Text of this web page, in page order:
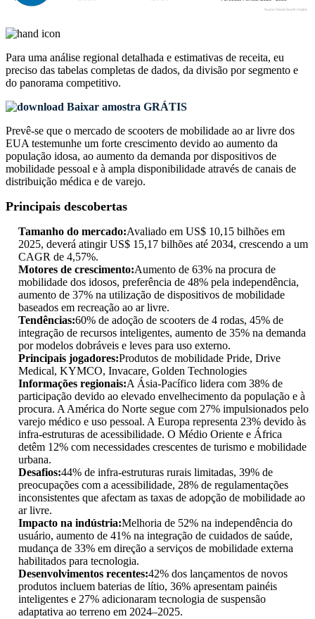
Para uma análise regional detalhada e estimativas de receita, eu
preciso das tabelas completas de dados, da divisão por segmento e
do panorama competitivo.
Baixar amostra GRÁTIS
Prevê-se que o mercado de scooters de mobilidade ao ar livre dos
EUA testemunhe um forte crescimento devido ao aumento da
população idosa, ao aumento da demanda por dispositivos de
mobilidade pessoal e à ampla disponibilidade através de canais de
distribuição médica e de varejo.
Principais descobertas
Tamanho do mercado:Avaliado em US$ 10,15 bilhões em
2025, deverá atingir US$ 15,17 bilhões até 2034, crescendo a um
CAGR de 4,57%.
Motores de crescimento:Aumento de 63% na procura de
mobilidade dos idosos, preferência de 48% pela independência,
aumento de 37% na utilização de dispositivos de mobilidade
baseados em recreação ao ar livre.
Tendências:60% de adoção de scooters de 4 rodas, 45% de
integração de recursos inteligentes, aumento de 35% na demanda
por modelos dobráveis ​​e leves para uso externo.
Principais jogadores:Produtos de mobilidade Pride, Drive
Medical, KYMCO, Invacare, Golden Technologies
Informações regionais:A Ásia-Pacífico lidera com 38% de
participação devido ao elevado envelhecimento da população e à
procura. A América do Norte segue com 27% impulsionados pelo
varejo médico e uso pessoal. A Europa representa 23% devido às
infra-estruturas de acessibilidade. O Médio Oriente e África
detêm 12% com necessidades crescentes de turismo e mobilidade
urbana.
Desafios:44% de infra-estruturas rurais limitadas, 39% de
preocupações com a acessibilidade, 28% de regulamentações
inconsistentes que afectam as taxas de adopção de mobilidade ao
ar livre.
Impacto na indústria:Melhoria de 52% na independência do
usuário, aumento de 41% na integração de cuidados de saúde,
mudança de 33% em direção a serviços de mobilidade externa
habilitados para tecnologia.
Desenvolvimentos recentes:42% dos lançamentos de novos
produtos incluem baterias de lítio, 36% apresentam painéis
inteligentes e 27% adicionaram tecnologia de suspensão
adaptativa ao terreno em 2024–2025.